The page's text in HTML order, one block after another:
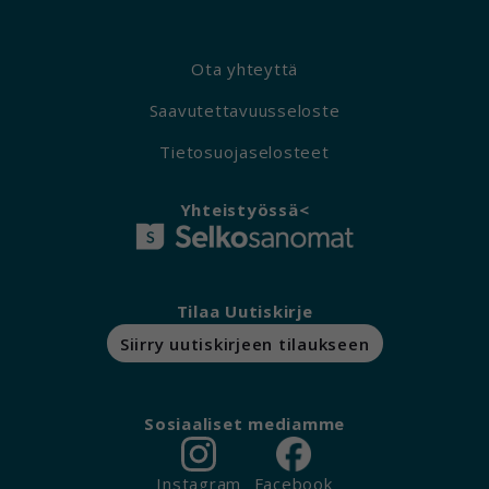
Ota yhteyttä
Saavutettavuusseloste
Tietosuojaselosteet
Yhteistyössä<
Tilaa Uutiskirje
Siirry uutiskirjeen tilaukseen
Sosiaaliset mediamme
Instagram Facebook